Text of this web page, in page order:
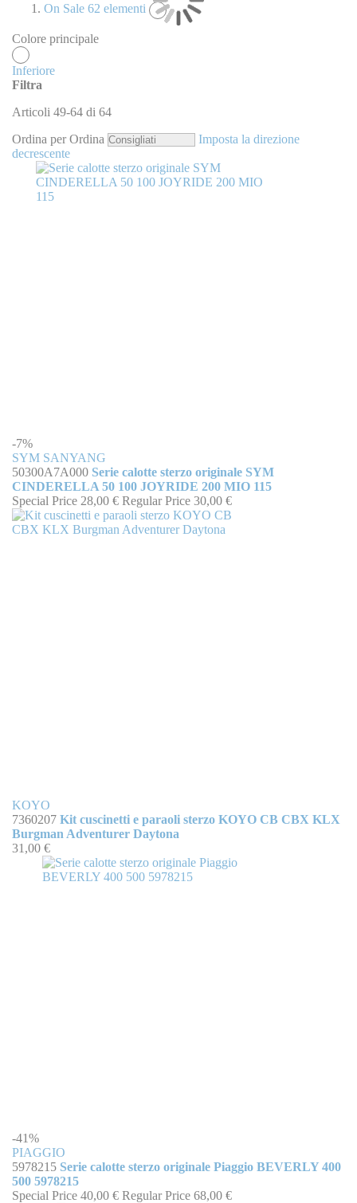
Filtra
Articoli 49-64 di 64
Ordina per Ordina
Imposta la direzione
decrescente
-7%
SYM SANYANG
50300A7A000 Serie calotte sterzo originale SYM
CINDERELLA 50 100 JOYRIDE 200 MIO 115
Special Price 28,00 € Regular Price 30,00 €
KOYO
7360207 Kit cuscinetti e paraoli sterzo KOYO CB CBX KLX
Burgman Adventurer Daytona
31,00 €
-41%
PIAGGIO
5978215 Serie calotte sterzo originale Piaggio BEVERLY 400
500 5978215
Special Price 40,00 € Regular Price 68,00 €
On Sale 62 elementi
Colore principale
Inferiore